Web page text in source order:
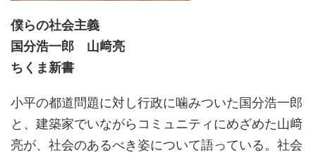
僕らの社会主義
国分浩一郎 山﨑亮
ちくま新書
小平の都道問題に対し行政に噛みついた国分浩一郎
と、建築家でいながらコミュニティにめざめた山﨑
亮が、社会のあるべき姿について語っている。社会